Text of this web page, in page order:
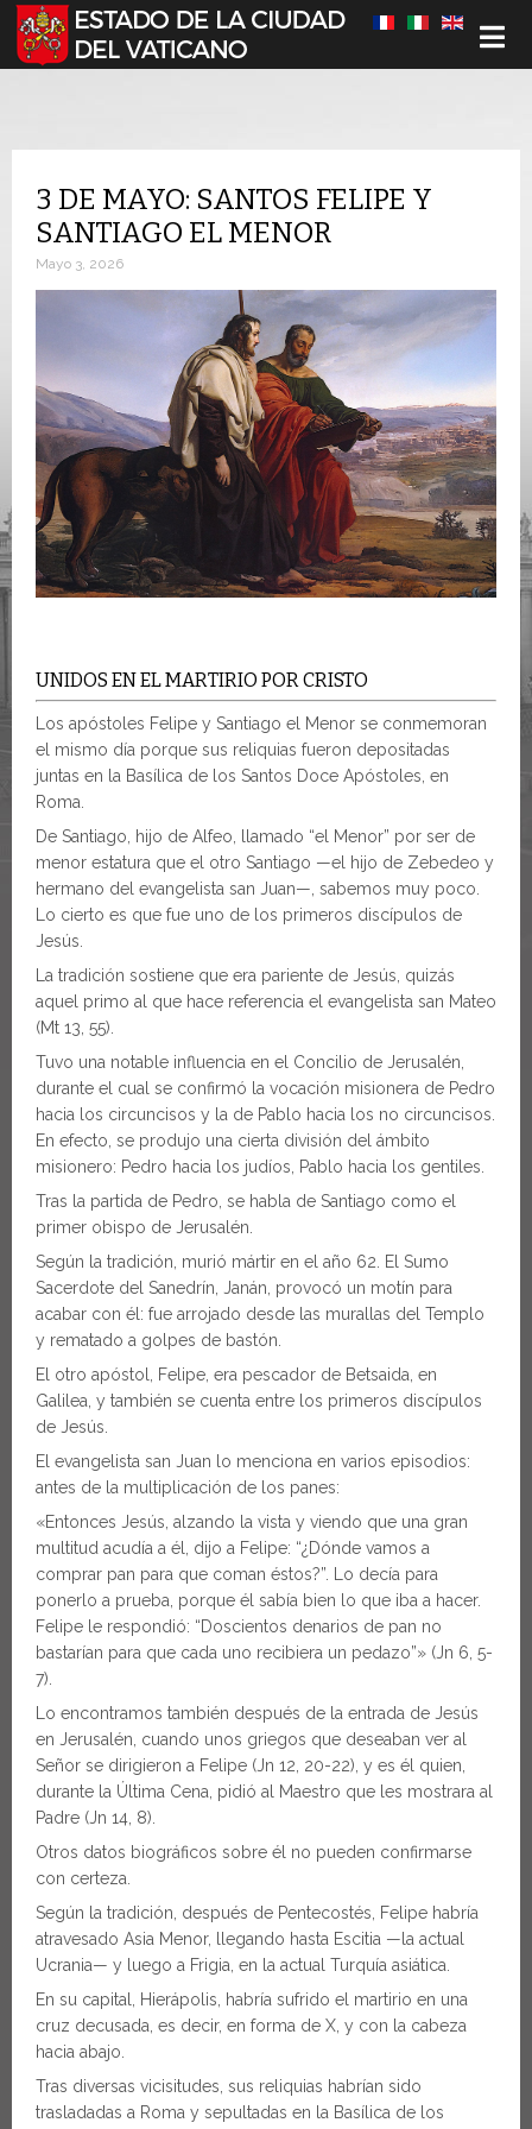
Seleccione su idioma
3 DE MAYO: SANTOS FELIPE Y
SANTIAGO EL MENOR
Mayo 3, 2026
UNIDOS EN EL MARTIRIO POR CRISTO
Los apóstoles Felipe y Santiago el Menor se conmemoran
el mismo día porque sus reliquias fueron depositadas
juntas en la Basílica de los Santos Doce Apóstoles, en
Roma.
De Santiago, hijo de Alfeo, llamado “el Menor” por ser de
menor estatura que el otro Santiago —el hijo de Zebedeo y
hermano del evangelista san Juan—, sabemos muy poco.
Lo cierto es que fue uno de los primeros discípulos de
Jesús.
La tradición sostiene que era pariente de Jesús, quizás
aquel primo al que hace referencia el evangelista san Mateo
(Mt 13, 55).
Tuvo una notable influencia en el Concilio de Jerusalén,
durante el cual se confirmó la vocación misionera de Pedro
hacia los circuncisos y la de Pablo hacia los no circuncisos.
En efecto, se produjo una cierta división del ámbito
misionero: Pedro hacia los judíos, Pablo hacia los gentiles.
Tras la partida de Pedro, se habla de Santiago como el
primer obispo de Jerusalén.
Según la tradición, murió mártir en el año 62. El Sumo
Sacerdote del Sanedrín, Janán, provocó un motín para
acabar con él: fue arrojado desde las murallas del Templo
y rematado a golpes de bastón.
El otro apóstol, Felipe, era pescador de Betsaida, en
Galilea, y también se cuenta entre los primeros discípulos
de Jesús.
El evangelista san Juan lo menciona en varios episodios:
antes de la multiplicación de los panes:
«Entonces Jesús, alzando la vista y viendo que una gran
multitud acudía a él, dijo a Felipe: “¿Dónde vamos a
comprar pan para que coman éstos?”. Lo decía para
ponerlo a prueba, porque él sabía bien lo que iba a hacer.
Felipe le respondió: “Doscientos denarios de pan no
bastarían para que cada uno recibiera un pedazo”» (Jn 6, 5-
7).
Lo encontramos también después de la entrada de Jesús
en Jerusalén, cuando unos griegos que deseaban ver al
Señor se dirigieron a Felipe (Jn 12, 20-22), y es él quien,
durante la Última Cena, pidió al Maestro que les mostrara al
Padre (Jn 14, 8).
Otros datos biográficos sobre él no pueden confirmarse
con certeza.
Según la tradición, después de Pentecostés, Felipe habría
atravesado Asia Menor, llegando hasta Escitia —la actual
Ucrania— y luego a Frigia, en la actual Turquía asiática.
En su capital, Hierápolis, habría sufrido el martirio en una
cruz decusada, es decir, en forma de X, y con la cabeza
hacia abajo.
Tras diversas vicisitudes, sus reliquias habrían sido
trasladadas a Roma y sepultadas en la Basílica de los